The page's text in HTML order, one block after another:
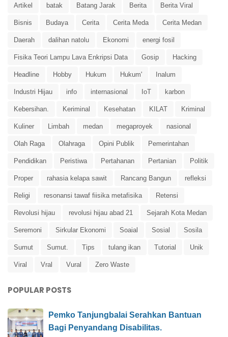
Artikel batak Batang Jarak Berita Berita Viral
Bisnis Budaya Cerita Cerita Meda Cerita Medan
Daerah dalihan natolu Ekonomi energi fosil
Fisika Teori Lampu Lava Enkripsi Data Gosip Hacking
Headline Hobby Hukum Hukum' Inalum
Industri Hijau info internasional IoT karbon
Kebersihan. Keriminal Kesehatan KILAT Kriminal
Kuliner Limbah medan megaproyek nasional
Olah Raga Olahraga Opini Publik Pemerintahan
Pendidikan Peristiwa Pertahanan Pertanian Politik
Proper rahasia kelapa sawit Rancang Bangun refleksi
Religi resonansi tawaf fiisika metafisika Retensi
Revolusi hijau revolusi hijau abad 21 Sejarah Kota Medan
Seremoni Sirkular Ekonomi Soaial Sosial Sosila
Sumut Sumut. Tips tulang ikan Tutorial Unik
Viral Vral Vural Zero Waste
POPULAR POSTS
Pemko Tanjungbalai Serahkan Bantuan
Bagi Penyandang Disabilitas.